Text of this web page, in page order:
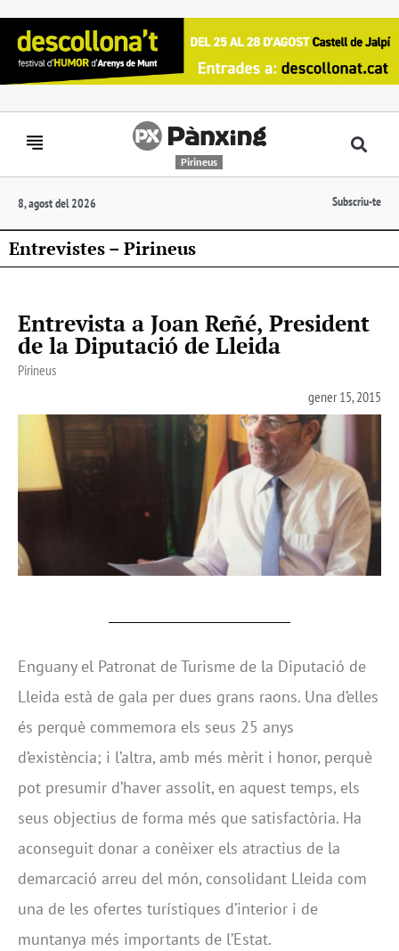
Pirineus
8, agost del 2026 Subscriu-te
Entrevistes – Pirineus
Entrevista a Joan Reñé, President
de la Diputació de Lleida
Pirineus
gener 15, 2015
Enguany el Patronat de Turisme de la Diputació de
Lleida està de gala per dues grans raons. Una d’elles
és perquè commemora els seus 25 anys
d’existència; i l’altra, amb més mèrit i honor, perquè
pot presumir d’haver assolit, en aquest temps, els
seus objectius de forma més que satisfactòria. Ha
aconseguit donar a conèixer els atractius de la
demarcació arreu del món, consolidant Lleida com
una de les ofertes turístiques d’interior i de
muntanya més importants de l’Estat.